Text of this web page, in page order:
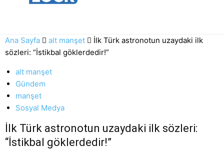
Ana Sayfa alt manşet
İlk Türk astronotun uzaydaki ilk
sözleri: “İstikbal göklerdedir!”
alt manşet
Gündem
manşet
Sosyal Medya
İlk Türk astronotun uzaydaki ilk sözleri:
“İstikbal göklerdedir!”